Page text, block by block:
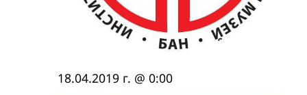
18.04.2019 г. @ 0:00